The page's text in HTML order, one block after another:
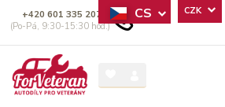
CS CZK
+420 601 335 207
(Po-Pá, 9:30-15:30 hod.)